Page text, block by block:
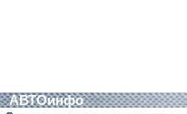
АВТОинфо